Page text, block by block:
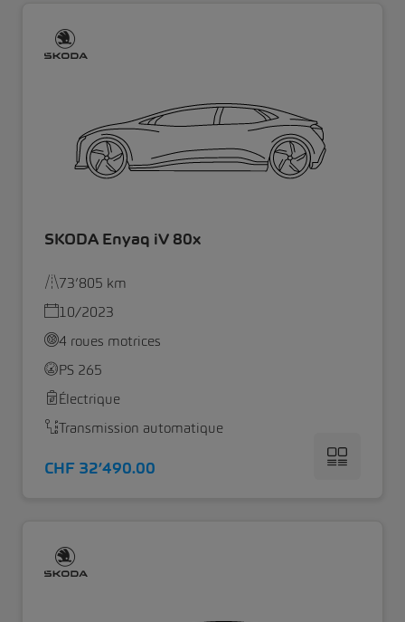
SKODA Enyaq iV 80x
73’805 km
10/2023
4 roues motrices
PS 265
Électrique
Transmission automatique
CHF 32’490.00